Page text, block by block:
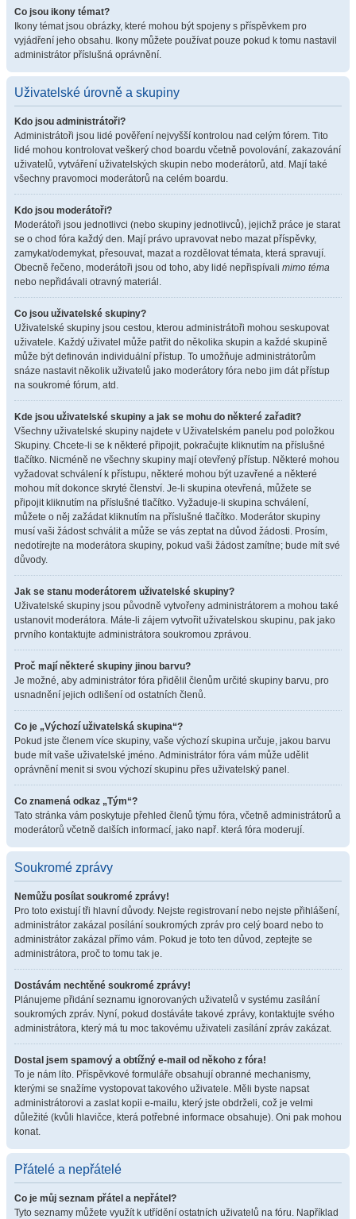
Co jsou ikony témat?
Ikony témat jsou obrázky, které mohou být spojeny s příspěvkem pro
vyjádření jeho obsahu. Ikony můžete používat pouze pokud k tomu nastavil
administrátor příslušná oprávnění.
Uživatelské úrovně a skupiny
Kdo jsou administrátoři?
Administrátoři jsou lidé pověření nejvyšší kontrolou nad celým fórem. Tito
lidé mohou kontrolovat veškerý chod boardu včetně povolování, zakazování
uživatelů, vytváření uživatelských skupin nebo moderátorů, atd. Mají také
všechny pravomoci moderátorů na celém boardu.
Kdo jsou moderátoři?
Moderátoři jsou jednotlivci (nebo skupiny jednotlivců), jejichž práce je starat
se o chod fóra každý den. Mají právo upravovat nebo mazat příspěvky,
zamykat/odemykat, přesouvat, mazat a rozdělovat témata, která spravují.
Obecně řečeno, moderátoři jsou od toho, aby lidé nepřispívali mimo téma
nebo nepřidávali otravný materiál.
Co jsou uživatelské skupiny?
Uživatelské skupiny jsou cestou, kterou administrátoři mohou seskupovat
uživatele. Každý uživatel může patřit do několika skupin a každé skupině
může být definován individuální přístup. To umožňuje administrátorům
snáze nastavit několik uživatelů jako moderátory fóra nebo jim dát přístup
na soukromé fórum, atd.
Kde jsou uživatelské skupiny a jak se mohu do některé zařadit?
Všechny uživatelské skupiny najdete v Uživatelském panelu pod položkou
Skupiny. Chcete-li se k některé připojit, pokračujte kliknutím na příslušné
tlačítko. Nicméně ne všechny skupiny mají otevřený přístup. Některé mohou
vyžadovat schválení k přístupu, některé mohou být uzavřené a některé
mohou mít dokonce skryté členství. Je-li skupina otevřená, můžete se
připojit kliknutím na příslušné tlačítko. Vyžaduje-li skupina schválení,
můžete o něj zažádat kliknutím na příslušné tlačítko. Moderátor skupiny
musí vaši žádost schválit a může se vás zeptat na důvod žádosti. Prosím,
nedotírejte na moderátora skupiny, pokud vaši žádost zamítne; bude mít své
důvody.
Jak se stanu moderátorem uživatelské skupiny?
Uživatelské skupiny jsou původně vytvořeny administrátorem a mohou také
ustanovit moderátora. Máte-li zájem vytvořit uživatelskou skupinu, pak jako
prvního kontaktujte administrátora soukromou zprávou.
Proč mají některé skupiny jinou barvu?
Je možné, aby administrátor fóra přidělil členům určité skupiny barvu, pro
usnadnění jejich odlišení od ostatních členů.
Co je „Výchozí uživatelská skupina“?
Pokud jste členem více skupiny, vaše výchozí skupina určuje, jakou barvu
bude mít vaše uživatelské jméno. Administrátor fóra vám může udělit
oprávnění menit si svou výchozí skupinu přes uživatelský panel.
Co znamená odkaz „Tým“?
Tato stránka vám poskytuje přehled členů týmu fóra, včetně administrátorů a
moderátorů včetně dalších informací, jako např. která fóra moderují.
Soukromé zprávy
Nemůžu posílat soukromé zprávy!
Pro toto existují tři hlavní důvody. Nejste registrovaní nebo nejste přihlášení,
administrátor zakázal posílání soukromých zpráv pro celý board nebo to
administrátor zakázal přímo vám. Pokud je toto ten důvod, zeptejte se
administrátora, proč to tomu tak je.
Dostávám nechtěné soukromé zprávy!
Plánujeme přidání seznamu ignorovaných uživatelů v systému zasílání
soukromých zpráv. Nyní, pokud dostáváte takové zprávy, kontaktujte svého
administrátora, který má tu moc takovému uživateli zasílání zpráv zakázat.
Dostal jsem spamový a obtížný e-mail od někoho z fóra!
To je nám líto. Příspěvkové formuláře obsahují obranné mechanismy,
kterými se snažíme vystopovat takového uživatele. Měli byste napsat
administrátorovi a zaslat kopii e-mailu, který jste obdrželi, což je velmi
důležité (kvůli hlavičce, která potřebné informace obsahuje). Oni pak mohou
konat.
Přátelé a nepřátelé
Co je můj seznam přátel a nepřátel?
Tyto seznamy můžete využít k utřídění ostatních uživatelů na fóru. Například